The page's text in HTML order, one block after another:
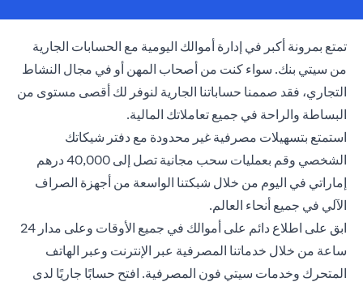
تمتع بمرونة أكبر في إدارة أموالك اليومية مع الحسابات الجارية
من سيتي بنك. سواء كنت من أصحاب المهن أو في مجال النشاط
التجاري، فقد صممنا حساباتنا الجارية لنوفر لك أقصى مستوى من
البساطة والراحة في جميع تعاملاتك المالية.
استمتع بتسهيلات مصرفية غير محدودة مع دفتر شيكاتك
الشخصي وقم بعمليات سحب مجانية تصل إلى 40,000 درهم
إماراتي في اليوم من خلال شبكتنا الواسعة من أجهزة الصراف
الآلي في جميع أنحاء العالم.
ابق على اطلاع دائم على أموالك في جميع الأوقات وعلى مدار 24
ساعة من خلال خدماتنا المصرفية عبر الإنترنت وعبر الهاتف
المتحرك وخدمات سيتي فون المصرفية. افتح حسابًا جاريًا لدى